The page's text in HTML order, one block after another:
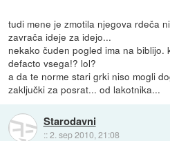
tudi mene je zmotila njegova rdeča
zavrača ideje za idejo...
nekako čuden pogled ima na biblijo.
defacto vsega!? lol?
a da te norme stari grki niso mogli
zaključki za posrat... od lakotnika...
Starodavni
::2. sep 2010, 21:08